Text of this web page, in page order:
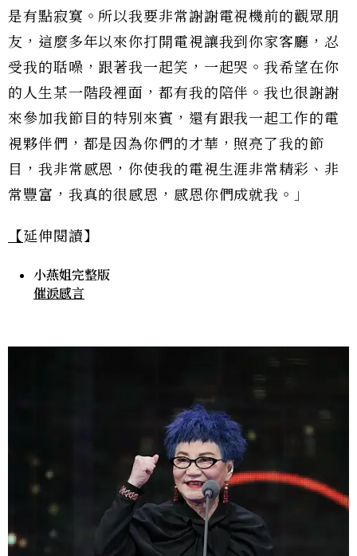
是有點寂寞。所以我要非常謝謝電視機前的觀眾朋
友，這麼多年以來你打開電視讓我到你家客廳，忍
受我的聒噪，跟著我一起笑，一起哭。我希望在你
的人生某一階段裡面，都有我的陪伴。我也很謝謝
來參加我節目的特別來賓，還有跟我一起工作的電
視夥伴們，都是因為你們的才華，照亮了我的節
目，我非常感恩，你使我的電視生涯非常精彩、非
常豐富，我真的很感恩，感恩你們成就我。」
【延伸閱讀】
小燕姐完整版
催淚感言